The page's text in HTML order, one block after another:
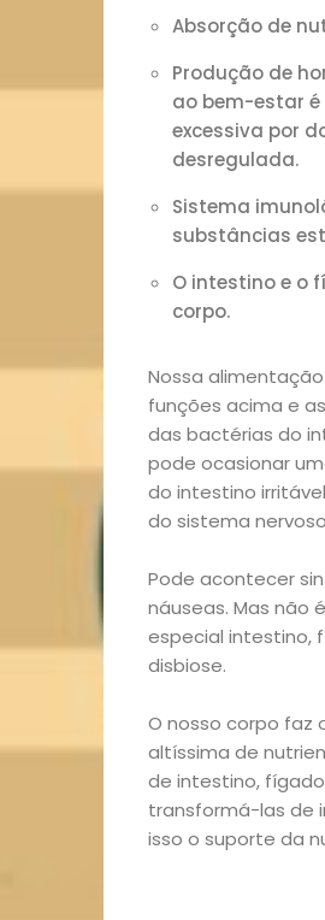
Início
Academia
Beleza
Bora
lá!
e
Decoração
Absorção de
Produção de
ao bem-estar
excessiva por
desregulada.
Sistema
substâncias
O intestino e o
corpo.
Nossa
funções acima e
das bactérias do
pode ocasionar
do intestino
do sistema
Pode acontecer
náuseas. Mas não
especial intestino,
disbiose.
O nosso corpo faz
altíssima de
de intestino,
transformá-las de
isso o suporte da